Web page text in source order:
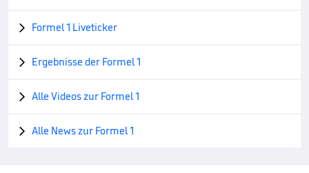
 Formel 1 Liveticker
 Ergebnisse der Formel 1
 Alle Videos zur Formel 1
 Alle News zur Formel 1